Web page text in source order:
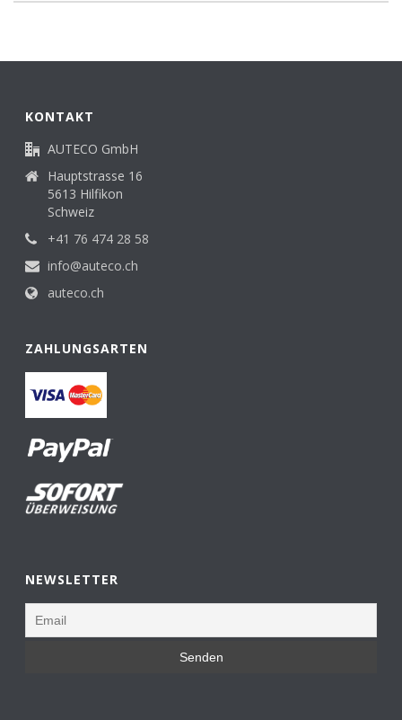
KONTAKT
AUTECO GmbH
Hauptstrasse 16
5613 Hilfikon
Schweiz
+41 76 474 28 58
info@auteco.ch
auteco.ch
ZAHLUNGSARTEN
NEWSLETTER